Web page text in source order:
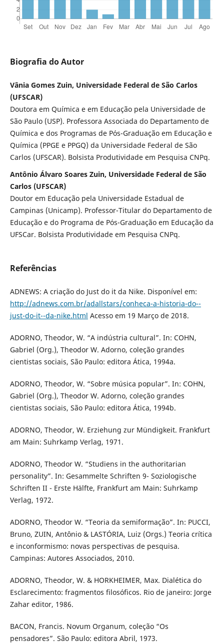
Biografia do Autor
Vânia Gomes Zuin, Universidade Federal de São Carlos
(UFSCAR)
Doutora em Química e em Educação pela Universidade de
São Paulo (USP). Professora Associada do Departamento de
Química e dos Programas de Pós-Graduação em Educação e
Química (PPGE e PPGQ) da Universidade Federal de São
Carlos (UFSCAR). Bolsista Produtividade em Pesquisa CNPq.
Antônio Álvaro Soares Zuin, Universidade Federal de São
Carlos (UFSCAR)
Doutor em Educação pela Universidade Estadual de
Campinas (Unicamp). Professor-Titular do Departamento de
Educação e do Programa de Pós-Graduação em Educação da
UFSCar. Bolsista Produtividade em Pesquisa CNPq.
Referências
ADNEWS: A criação do Just do it da Nike. Disponível em:
http://adnews.com.br/adallstars/conheca-a-historia-do--
just-do-it--da-nike.html Acesso em 19 Março de 2018.
ADORNO, Theodor, W. “A indústria cultural”. In: COHN,
Gabriel (Org.), Theodor W. Adorno, coleção grandes
cientistas sociais, São Paulo: editora Ática, 1994a.
ADORNO, Theodor, W. “Sobre música popular”. In: COHN,
Gabriel (Org.), Theodor W. Adorno, coleção grandes
cientistas sociais, São Paulo: editora Ática, 1994b.
ADORNO, Theodor, W. Erziehung zur Mündigkeit. Frankfurt
am Main: Suhrkamp Verlag, 1971.
ADORNO, Theodor W. “Studiens in the authoritarian
personality”. In: Gesammelte Schriften 9- Soziologische
Schriften II - Erste Hälfte, Frankfurt am Main: Suhrkamp
Verlag, 1972.
ADORNO, Theodor W. “Teoria da semiformação”. In: PUCCI,
Bruno, ZUIN, Antônio & LASTÓRIA, Luiz (Orgs.) Teoria crítica
e inconformismo: novas perspectivas de pesquisa.
Campinas: Autores Associados, 2010.
ADORNO, Theodor, W. & HORKHEIMER, Max. Dialética do
Esclarecimento: fragmentos filosóficos. Rio de janeiro: Jorge
Zahar editor, 1986.
BACON, Francis. Novum Organum, coleção “Os
pensadores”. São Paulo: editora Abril, 1973.